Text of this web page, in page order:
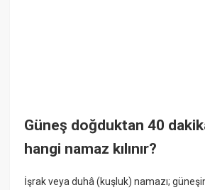
Güneş doğduktan 40
hangi namaz kılınır?
İşrak veya duhâ (kuşluk) namazı;